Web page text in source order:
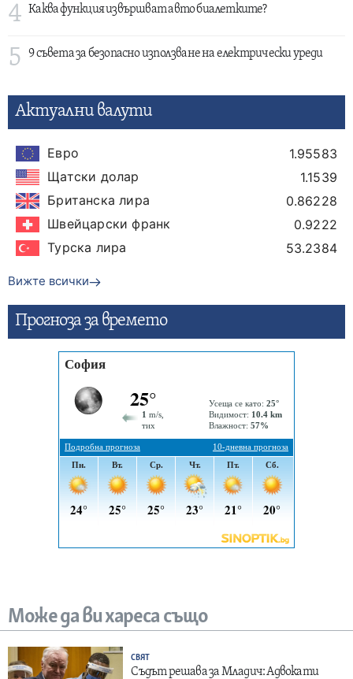
4 Каква функция извършват авто биалетките?
5 9 съвета за безопасно използване на електрически уреди
Актуални валути
Евро
1.95583
Щатски долар
1.1539
Британска лира
0.86228
Швейцарски франк
0.9222
Турска лира
53.2384
Вижте всички
Прогнозa за времето
Може да ви хареса също
СВЯТ
Съдът решава за Младич: Адвокати